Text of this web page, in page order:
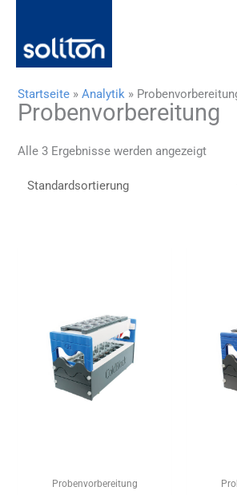
springen
Startseite »Analytik »
Probenvorbereitung
Alle 3 Ergebnisse werden angezeigt
Probenvorbereitung